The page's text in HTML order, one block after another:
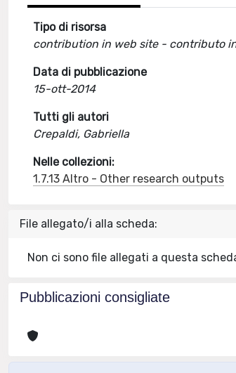
Tipo di risorsa
contribution in web site - contributo
Data di pubblicazione
15-ott-2014
Tutti gli autori
Crepaldi, Gabriella
Nelle collezioni:
1.7.13 Altro - Other research outputs
File allegato/i alla scheda:
Non ci sono file allegati a questa
Pubblicazioni consigliate